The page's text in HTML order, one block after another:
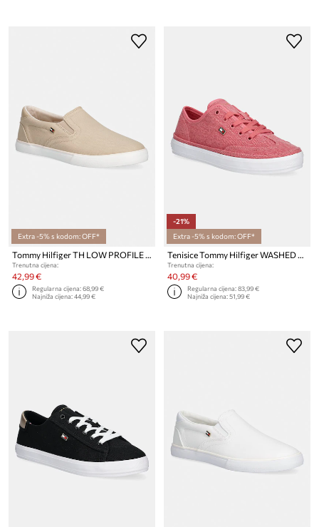
Extra -5% s kodom: OFF*
Trenutna cijena:
42,99 €
Regularna cijena:68,99 €
Najniža cijena:44,99 €
-21%
Extra -5% s kodom: OFF*
Trenutna cijena:
40,99 €
Regularna cijena:83,99 €
Najniža cijena:51,99 €